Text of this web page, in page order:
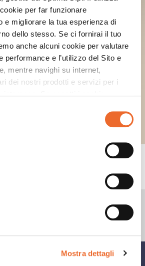
per far funzionare
e migliorare la tua esperienza di
dello stesso. Se ci fornirai il tuo
anche alcuni cookie per valutare
performance e l’utilizzo del Sito e
mentre navighi su internet,
dei nostri prodotti e servizi per i
Mostra dettagli
12OZ